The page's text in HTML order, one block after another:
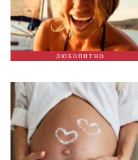
ЛЮБОПИТНО